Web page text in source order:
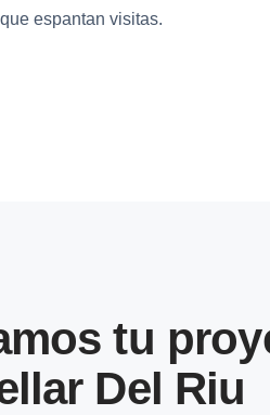
espantan visitas.
tu
Del Riu